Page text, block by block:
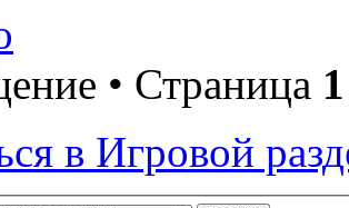
• Страница 1
в Игровой